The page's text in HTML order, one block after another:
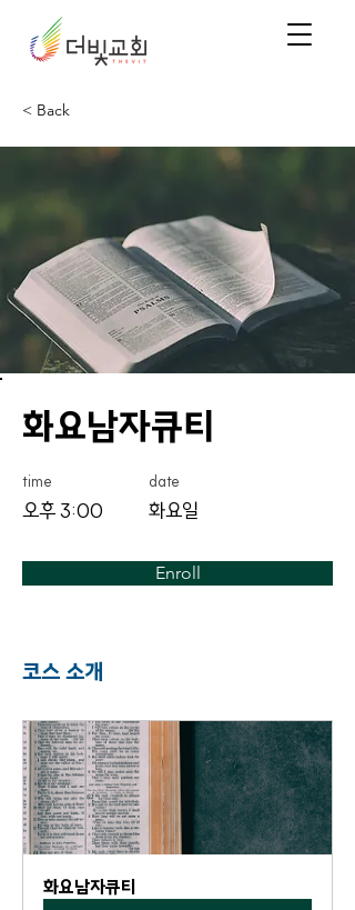
< Back
화요남자큐티
time
오후 3:00
date
화요일
Enroll
코스 소개
화요남자큐티